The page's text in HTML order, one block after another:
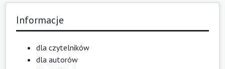
Informacje
dla czytelników
dla autorów